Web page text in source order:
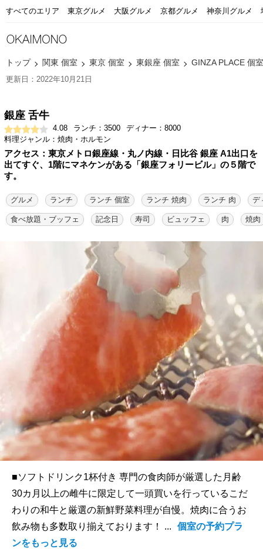
すべてのエリア 東京グルメ 大阪グルメ 京都グルメ 神奈川グルメ
トップ 関東 個室 東京 個室 東銀座 個室 GINZA PLACE 個室
更新日：2022年10月21日
銀座 舌牛
4.08 ランチ：3500
ディナー：8000
料理ジャンル：焼肉・ホルモン
アクセス：東京メトロ銀座線・丸ノ内線・日比谷 銀座 A1出口を
出てすぐ、1階にマネケンがある「銀座フォリービル」の５階で
す。
グルメ ランチ ランチ 個室 ランチ 焼肉 ランチ 肉 デ
食べ放題・ブッフェ 記念日 寿司 ビュッフェ 肉 焼肉
■ソフトドリンク1杯付き 専門の食肉師が厳選した月齢
30カ月以上の雌牛に限定して一頭買いを行っているこだ
わりの和牛と厳選の新鮮野菜料理が自慢。焼肉に合うお
飲み物も多数取り揃えております！ ...
個室の予約プラ
ンをもっと見る